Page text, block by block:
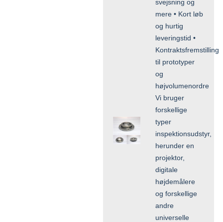
svejsning og
mere • Kort løb
og hurtig
leveringstid •
Kontraktsfremstilling
til prototyper
og
højvolumenordre
Vi bruger
forskellige
typer
inspektionsudstyr,
herunder en
projektor,
digitale
højdemålere
og forskellige
andre
universelle